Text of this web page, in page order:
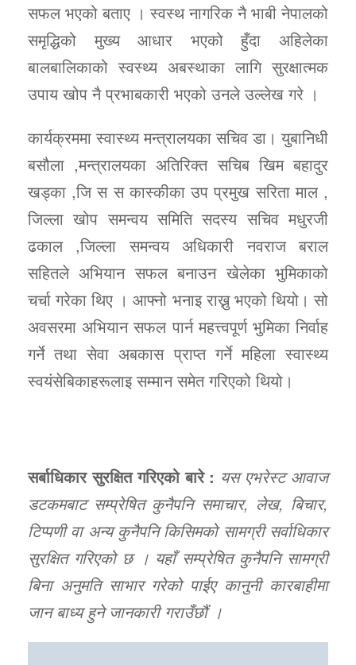
सफल भएको बताए । स्वस्थ नागरिक नै भाबी नेपालको
समृद्धिको मुख्य आधार भएको हुँदा अहिलेका
बालबालिकाको स्वस्थ्य अबस्थाका लागि सुरक्षात्मक
उपाय खोप नै प्रभाबकारी भएको उनले उल्लेख गरे ।
कार्यक्रममा स्वास्थ्य मन्त्रालयका सचिव डा। युबानिधी
बसौला ,मन्त्रालयका अतिरिक्त सचिब खिम बहादुर
खड्का ,जि स स कास्कीका उप प्रमुख सरिता माल ,
जिल्ला खोप समन्वय समिति सदस्य सचिव मधुरजी
ढकाल ,जिल्ला समन्वय अधिकारी नवराज बराल
सहितले अभियान सफल बनाउन खेलेका भुमिकाको
चर्चा गरेका थिए । आफ्नो भनाइ राख्नु भएको थियो। सो
अवसरमा अभियान सफल पार्न महत्त्वपूर्ण भुमिका निर्वाह
गर्ने तथा सेवा अबकास प्राप्त गर्ने महिला स्वास्थ्य
स्वयंसेबिकाहरूलाइ सम्मान समेत गरिएको थियो।
सर्बाधिकार सुरक्षित गरिएको बारे : यस एभरेस्ट आवाज
डटकमबाट सम्प्रेषित कुनैपनि समाचार, लेख, बिचार,
टिप्पणी वा अन्य कुनैपनि किसिमको सामग्री सर्वाधिकार
सुरक्षित गरिएको छ । यहाँ सम्प्रेषित कुनैपनि सामग्री
बिना अनुमति साभार गरेको पाईए कानुनी कारबाहीमा
जान बाध्य हुने जानकारी गराउँछौं ।